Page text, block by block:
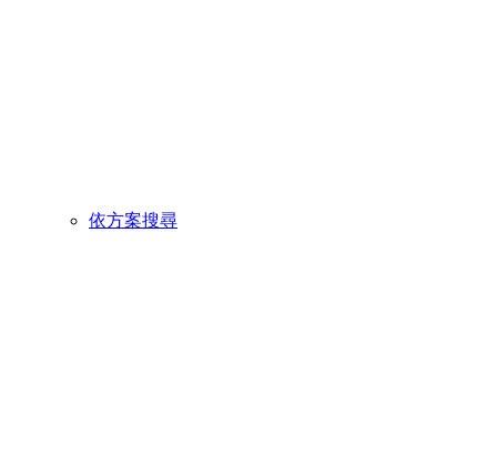
依方案搜尋